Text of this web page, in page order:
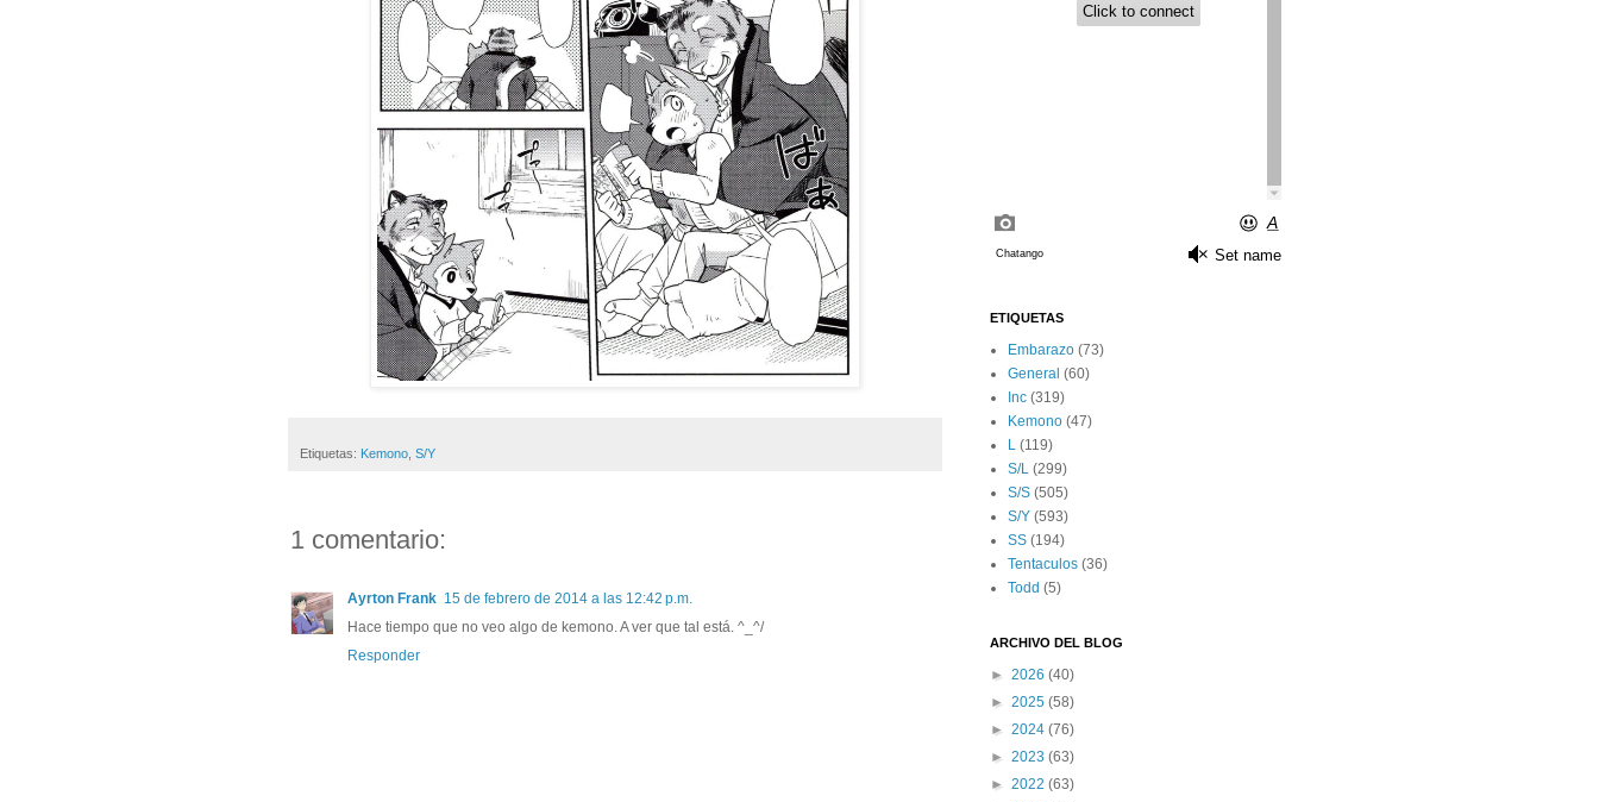
Etiquetas: Kemono S/Y
1 comentario:
Ayrton Frank 15 de febrero de 2014 a las 12:42 p.m.
Hace tiempo que no veo algo de kemono. A ver que tal está. ^_^/
Responder
ETIQUETAS
Embarazo (73)
General (60)
Inc (319)
Kemono (47)
L (119)
S/L (299)
S/S (505)
S/Y (593)
SS (194)
Tentaculos (36)
Todd (5)
ARCHIVO DEL BLOG
► 2026 (40)
► 2025 (58)
► 2024 (76)
► 2023 (63)
► 2022 (63)